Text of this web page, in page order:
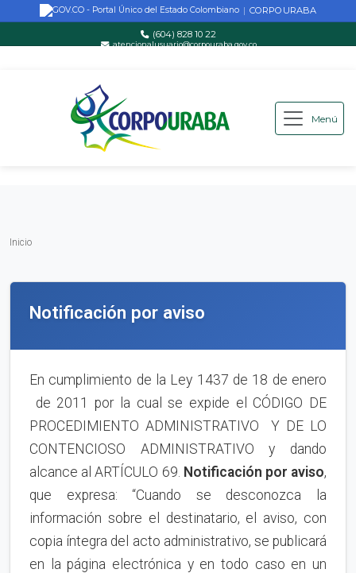
Saltar al contenido principal
| CORPOURABA
(604) 828 10 22
atencionalusuario@corpouraba.gov.co
Menú
Inicio
Notificación por aviso
En cumplimiento de la Ley 1437 de 18 de enero
de 2011 por la cual se expide el CÓDIGO DE
PROCEDIMIENTO ADMINISTRATIVO Y DE LO
CONTENCIOSO ADMINISTRATIVO y dando
alcance al ARTÍCULO 69. Notificación por aviso,
que expresa: “Cuando se desconozca la
información sobre el destinatario, el aviso, con
copia íntegra del acto administrativo, se publicará
en la página electrónica y en todo caso en un